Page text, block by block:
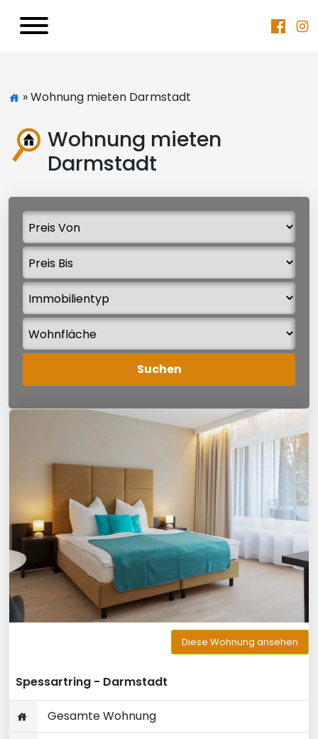
» Wohnung mieten Darmstadt
Wohnung mieten
Darmstadt
Diese Wohnung ansehen
Spessartring - Darmstadt
Gesamte Wohnung